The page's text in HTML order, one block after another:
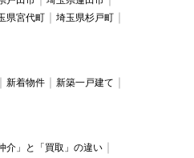
県宮代町
埼玉県杉戸町
新着物件
新築一戸建て
仲介」と「買取」の違い